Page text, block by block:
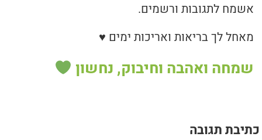
אשמח לתגובות ורשמים.
מאחל לך בריאות ואריכות ימים ♥
שמחה ואהבה וחיבוק, נחשון
כתיבת תגובה